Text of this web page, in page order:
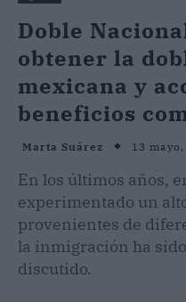
Doble
obtener la
mexicana y
beneficios
Marta Suárez 13
En los últimos años,
experimentado un
provenientes de
la inmigración ha
discutido.